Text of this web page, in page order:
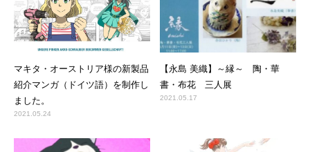
マキタ・オーストリア様の新製品
紹介マンガ（ドイツ語）を制作し
ました。
2021.05.24
【永島 美織】～縁～ 陶・華
書・布花 三人展
2021.05.17